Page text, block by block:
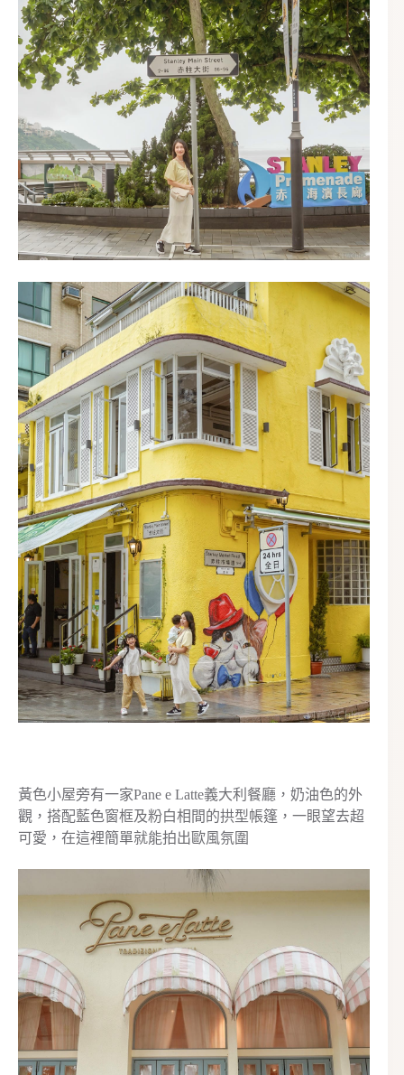
黃色小屋旁有一家Pane e Latte義大利餐廳，奶油色的外
觀，搭配藍色窗框及粉白相間的拱型帳篷，一眼望去超
可愛，在這裡簡單就能拍出歐風氛圍